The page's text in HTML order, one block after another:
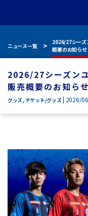
ニュース一覧
2026/27シーズ
概要のお知らせ
2026/27シーズン
販売概要のお知らせ
グッズ, チケット/グッズ| 2026/